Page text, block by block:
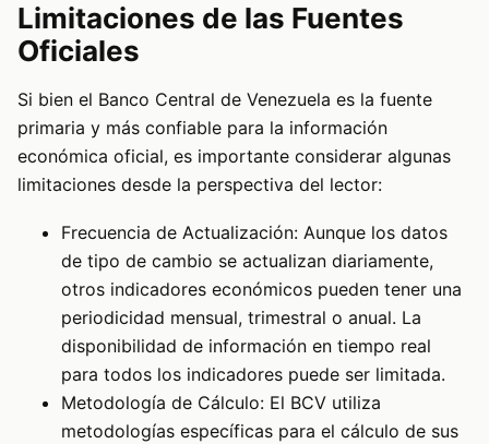
Limitaciones de las Fuentes
Oficiales
Si bien el Banco Central de Venezuela es la fuente
primaria y más confiable para la información
económica oficial, es importante considerar algunas
limitaciones desde la perspectiva del lector:
Frecuencia de Actualización: Aunque los datos
de tipo de cambio se actualizan diariamente,
otros indicadores económicos pueden tener una
periodicidad mensual, trimestral o anual. La
disponibilidad de información en tiempo real
para todos los indicadores puede ser limitada.
Metodología de Cálculo: El BCV utiliza
metodologías específicas para el cálculo de sus